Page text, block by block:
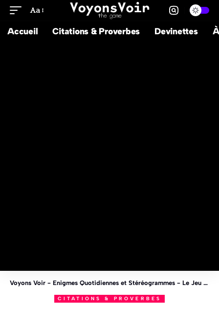
Aa
Accueil Citations & Proverbes Devinettes
Voyons Voir - Enigmes Quotidiennes et Stéréogrammes - Le Jeu des 1%
CITATIONS & PROVERBES